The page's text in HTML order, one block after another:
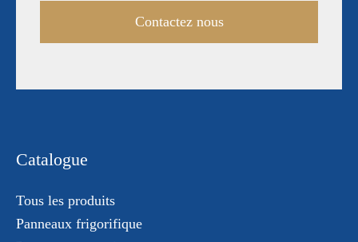
Contactez nous
Catalogue
Tous les produits
Panneaux frigorifique